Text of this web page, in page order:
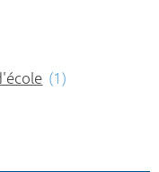
(1)